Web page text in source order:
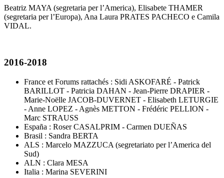
Beatriz MAYA (segretaria per l’America), Elisabete THAMER
(segretaria per l’Europa), Ana Laura PRATES PACHECO e Camila
VIDAL.
2016-2018
France et Forums rattachés : Sidi ASKOFARÉ - Patrick
BARILLOT - Patricia DAHAN - Jean-Pierre DRAPIER -
Marie-Noëlle JACOB-DUVERNET - Elisabeth LETURGIE
- Anne LOPEZ - Agnès METTON - Frédéric PELLION -
Marc STRAUSS
España : Roser CASALPRIM - Carmen DUEÑAS
Brasil : Sandra BERTA
ALS : Marcelo MAZZUCA (segretariato per l’America del
Sud)
ALN : Clara MESA
Italia : Marina SEVERINI